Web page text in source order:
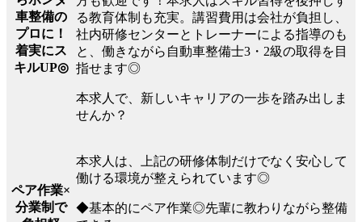
車整備の
プロに！
着実にス
キルUP◎
る教育体制も充実。講習費用は会社が負担し、
社内研修センターとトレーナーによる指導のも
と、働きながら自動車整備士3・2級の取得を目
指せます◎
本求人で、新しいキャリアの一歩を踏み出しま
せんか？
ペア作業×
分業制で
本求人は、上記の研修体制だけでなく安心して
働ける環境が整えられています◎
◆基本的にペア作業◎先輩に教わりながら整備